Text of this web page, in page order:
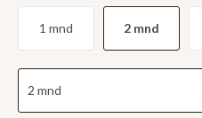
1 mnd 2 mnd